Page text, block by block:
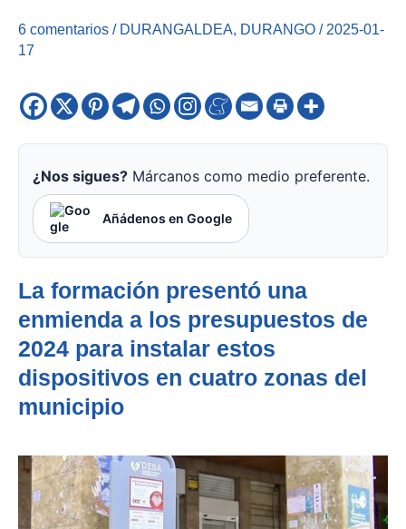
6 comentarios / DURANGALDEA, DURANGO / 2025-01-
17
¿Nos sigues? Márcanos como medio preferente.
Añádenos en Google
La formación presentó una
enmienda a los presupuestos de
2024 para instalar estos
dispositivos en cuatro zonas del
municipio